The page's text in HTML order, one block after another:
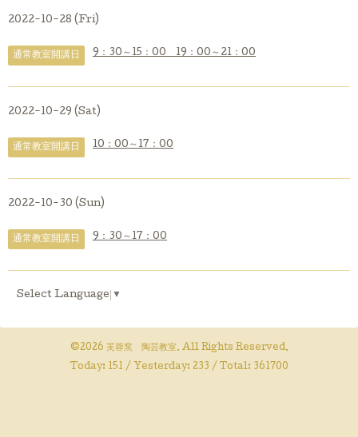
2022-10-28 (Fri)
通常教室開講日 9：30～15：00 19：00～21：00
2022-10-29 (Sat)
通常教室開講日 10：00～17：00
2022-10-30 (Sun)
通常教室開講日 9：30～17：00
Select Language ▼
©2026 芙蓉窯 陶芸教室. All Rights Reserved.
Today: 151/ Yesterday: 233 / Total: 361700